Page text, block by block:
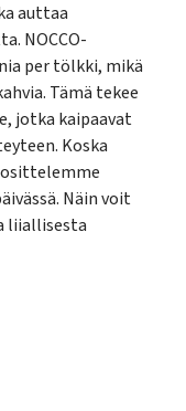
auttaa
NOCCO-
per tölkki, mikä
Tämä tekee
jotka kaipaavat
Koska
Näin voit
liiallisesta